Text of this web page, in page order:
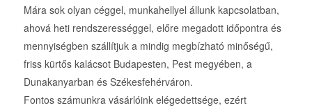
Mára sok olyan céggel, munkahellyel állunk kapcsolatban,
ahová heti rendszerességgel, előre megadott időpontra és
mennyiségben szállítjuk a mindig megbízható minőségű,
friss kürtős kalácsot Budapesten, Pest megyében, a
Dunakanyarban és Székesfehérváron.
Fontos számunkra vásárlóink elégedettsége, ezért